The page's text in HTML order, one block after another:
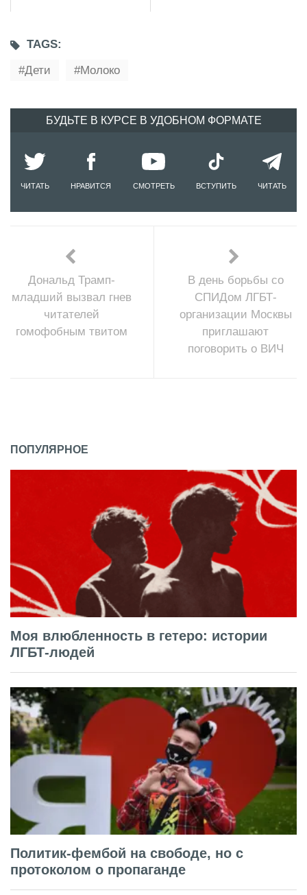
TAGS:
Дети
Молоко
БУДЬТЕ В КУРСЕ В УДОБНОМ ФОРМАТЕ
ЧИТАТЬ НРАВИТСЯ СМОТРЕТЬ ВСТУПИТЬ ЧИТАТЬ
Дональд Трамп-
младший вызвал гнев
читателей
гомофобным твитом
В день борьбы со
СПИДом ЛГБТ-
организации Москвы
приглашают
поговорить о ВИЧ
ПОПУЛЯРНОЕ
Моя влюбленность в гетеро: истории
ЛГБТ-людей
Политик-фембой на свободе, но с
протоколом о пропаганде